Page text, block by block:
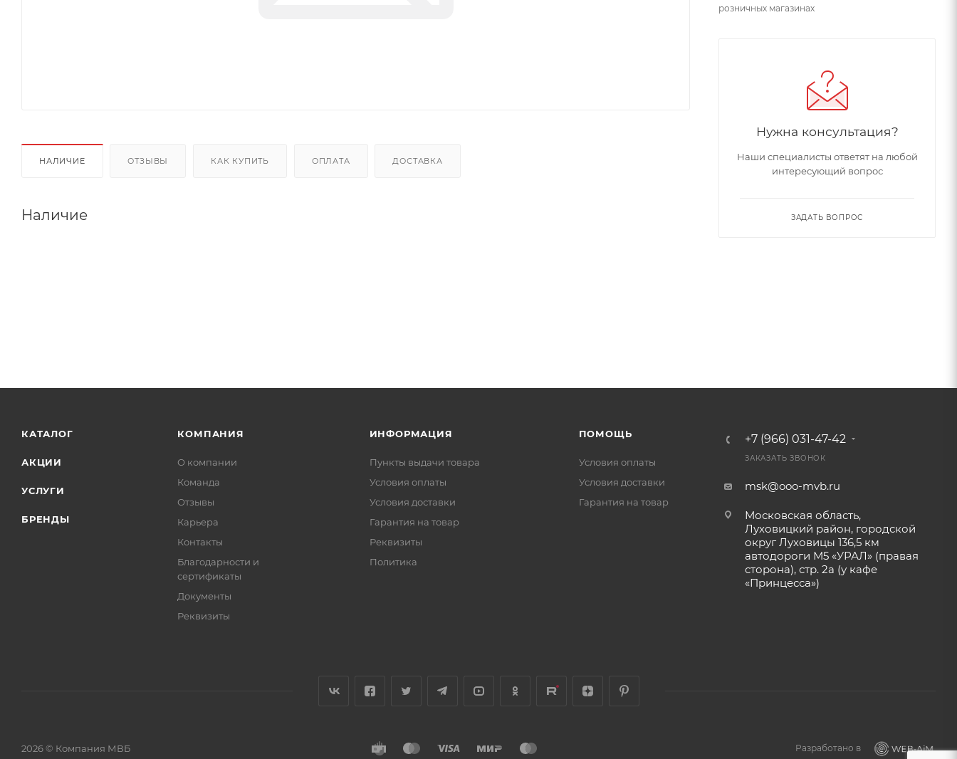
НАЛИЧИЕ ОТЗЫВЫ КАК КУПИТЬ ОПЛАТА ДОСТАВКА
Наличие
розничных магазинах
Нужна консультация?
Наши специалисты ответят на любой
интересующий вопрос
ЗАДАТЬ ВОПРОС
КАТАЛОГ
АКЦИИ
УСЛУГИ
БРЕНДЫ
КОМПАНИЯ
О компании
Команда
Отзывы
Карьера
Контакты
Благодарности и
сертификаты
Документы
Реквизиты
ИНФОРМАЦИЯ
Пункты выдачи товара
Условия оплаты
Условия доставки
Гарантия на товар
Реквизиты
Политика
ПОМОЩЬ
Условия оплаты
Условия доставки
Гарантия на товар
+7 (966) 031-47-42
ЗАКАЗАТЬ ЗВОНОК
msk@ooo-mvb.ru
Московская область,
Луховицкий район, городской
округ Луховицы 136,5 км
автодороги М5 «УРАЛ» (правая
сторона), стр. 2а (у кафе
«‎Принцесса»)
2026 © Компания МВБ Разработано в